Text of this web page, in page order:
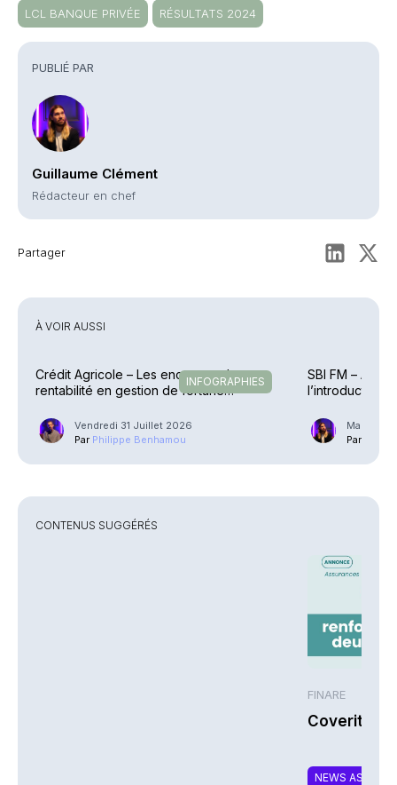
PUBLIÉ PAR
Guillaume Clément
Rédacteur en chef
Partager
LCL BANQUE PRIVÉE
RÉSULTATS 2024
À VOIR AUSSI
INFOGRAPHIES
Crédit Agricole – Les encours et la
rentabilité en gestion de fortune
Vendredi 31 Juillet 2026
Par Philippe Benhamou
SBI FM –
l’introduction
Mardi 21
Par
CONTENUS SUGGÉRÉS
FINARE
Coverity
NEWS